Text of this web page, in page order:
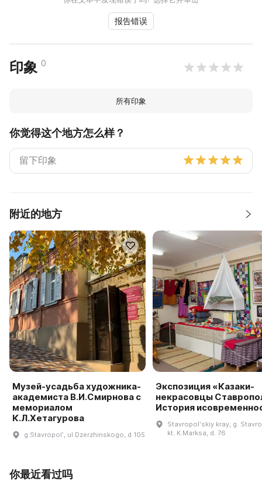
报告错误
印象 0
所有印象
你觉得这个地方怎么样？
附近的地方
Музей-усадьба художника-
академиста В.И.Смирнова с
мемориалом
К.Л.Хетагурова
g Stavropolʹ, ul Dzerzhinskogo, d 105
Экспозиция «Казаки-
некрасовцы
История
Stavropolʹskiy kray, g.
kt. K.Marksa, d. 76
你最近看过吗